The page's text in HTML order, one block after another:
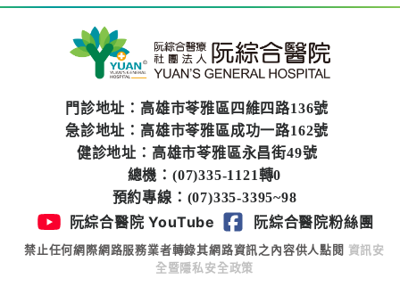
門診地址：高雄市苓雅區四維四路136號
急診地址：高雄市苓雅區成功一路162號
健診地址：高雄市苓雅區永昌街49號
總機：(07)335-1121轉0
預約專線：(07)335-3395~98
阮綜合醫院 YouTube 阮綜合醫院粉絲團
禁止任何網際網路服務業者轉錄其網路資訊之內容供人點閱 資訊安
全暨隱私安全政策